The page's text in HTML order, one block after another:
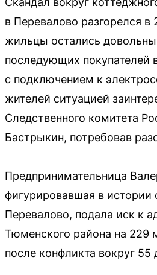
в Перевалово разгорелся
жильцы остались
последующих покупателей
с подключением к
жителей ситуацией
Следственного комитета
Бастрыкин, потребовав
Предпринимательница
фигурировавшая в истории
Перевалово, подала иск к
Тюменского района на 229
после конфликта вокруг 55